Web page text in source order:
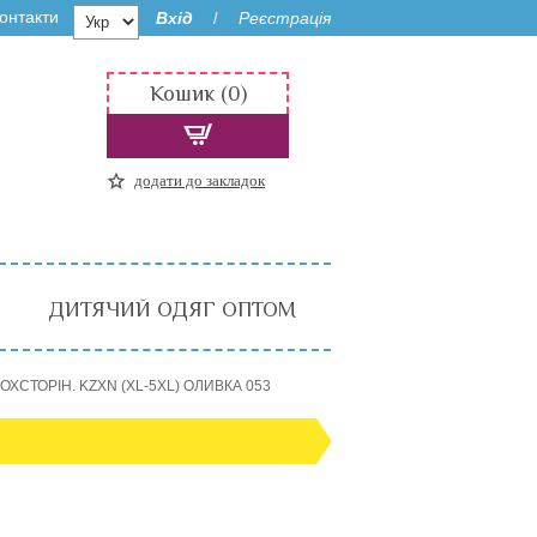
Вхід / Реєстрація
Кошик (0)
додати до закладок
ДИТЯЧИЙ ОДЯГ ОПТОМ
KZXN (XL-5XL) ОЛИВКА 053